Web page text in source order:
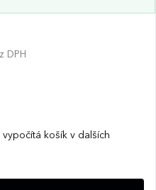
DPH
košík v dalších